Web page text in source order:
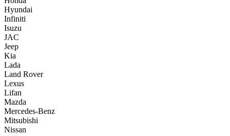
Hyundai
Infiniti
Isuzu
JAC
Jeep
Kia
Lada
Land Rover
Lexus
Lifan
Mazda
Mercedes-Benz
Mitsubishi
Nissan